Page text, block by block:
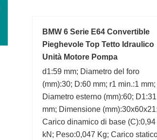
BMW 6 Serie E64 Convertible
Pieghevole Top Tetto Idraulico
Unità Motore Pompa
d1:59 mm; Diametro del foro
(mm):30; D:60 mm; r1 min.:1 mm;
Diametro esterno (mm):60; D1:31
mm; Dimensione (mm):30x60x21;
Carico dinamico di base (C):0,94
kN; Peso:0,047 Kg; Carico